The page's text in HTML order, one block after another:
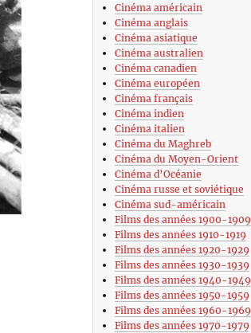
Cinéma américain
Cinéma anglais
Cinéma asiatique
Cinéma australien
Cinéma canadien
Cinéma européen
Cinéma français
Cinéma indien
Cinéma italien
Cinéma du Maghreb
Cinéma du Moyen-Orient
Cinéma d’Océanie
Cinéma russe et soviétique
Cinéma sud-américain
Films des années 1900-1909
Films des années 1910-1919
Films des années 1920-1929
Films des années 1930-1939
Films des années 1940-1949
Films des années 1950-1959
Films des années 1960-1969
Films des années 1970-1979